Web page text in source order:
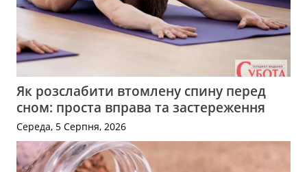
Як розслабити втомлену спину перед
сном: проста вправа та застереження
Середа, 5 Серпня, 2026